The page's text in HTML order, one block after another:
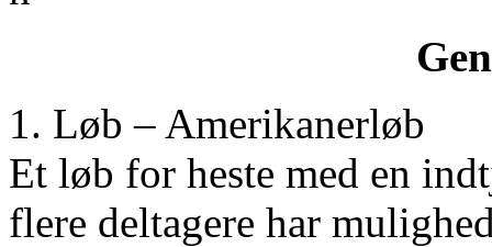
1. Løb – Amerikanerløb
Et løb for heste med en
flere deltagere har